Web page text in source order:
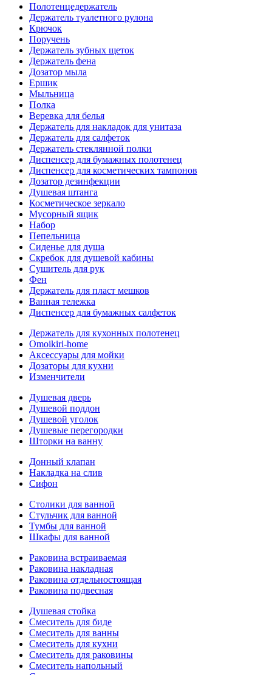
Полотенцедержатель
Держатель туалетного рулона
Крючок
Поручень
Держатель зубных щеток
Держатель фена
Дозатор мыла
Eршик
Мыльница
Полка
Веревка для белья
Держатель для накладок для унитаза
Держатель для салфеток
Держатель стеклянной полки
Диспенсер для бумажных полотенец
Диспенсер для косметических тампонов
Дозатор дезинфекции
Душевая штанга
Косметическое зеркало
Мусорный ящик
Набор
Пепельница
Сиденье для душа
Скребок для душевой кабины
Сушитель для рук
Фен
Держатель для пласт мешков
Ванная тележка
Диспенсер для бумажных салфеток
Держатель для кухонных полотенец
Omoikiri-home
Аксессуары для мойки
Дозаторы для кухни
Изменчители
Душевая дверь
Душевой поддон
Душевой уголок
Душевые перегородки
Шторки на ванну
Донный клапан
Накладка на слив
Сифон
Столики для ванной
Стульчик для ванной
Тумбы для ванной
Шкафы для ванной
Раковина встраиваемая
Раковина накладная
Раковина отдельностоящая
Раковина подвесная
Душевая стойка
Смеситель для биде
Смеситель для ванны
Смеситель для кухни
Смеситель для раковины
Смеситель напольный